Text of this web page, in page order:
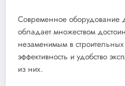
Современное оборудование
обладает множеством
незаменимым в
эффективность и удобство
из них.